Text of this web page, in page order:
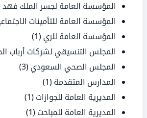
المؤسسة العامة لجسر الملك فهد
المؤسسة العامة للتأمينات
المؤسسة العامة للري (1)
المجلس التنسيقي لشركات أرباب
المجلس الصحي السعودي (3)
المدارس المتقدمة (1)
المديرية العامة للجوازات (1)
المديرية العامة للمباحث (1)